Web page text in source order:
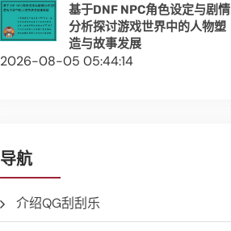
基于DNF NPC角色设定与剧情
分析探讨游戏世界中的人物塑
造与故事发展
2026-08-05 05:44:14
导航
介绍QG刮刮乐